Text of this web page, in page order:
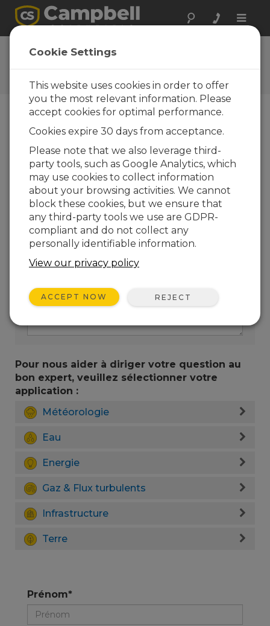
Toggle
Questions
Posez vos questions à
Campbell Scientific France
de nos experts vous contactera. * = champ
obligatoire.
Veuillez sélectionner le type de question
:
Achat
Support technique
Tapez votre question ici :
Pour nous aider à diriger votre question au
bon expert, veuillez sélectionner votre
application :
Météorologie
Eau
Energie
Gaz & Flux turbulents
Infrastructure
Terre
Prénom*
Cookie Settings
This website uses cookies in order to offer
you the most relevant information. Please
accept cookies for optimal performance.
Cookies expire 30 days from acceptance.
Please note that we also leverage third-
party tools, such as Google Analytics, which
may use cookies to collect information
about your browsing activities. We cannot
block these cookies, but we ensure that
any third-party tools we use are GDPR-
compliant and do not collect any
personally identifiable information.
View our privacy policy
ACCEPT NOW REJECT